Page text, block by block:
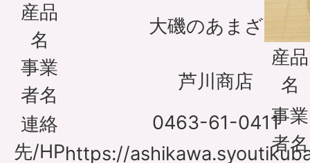
産品
名
大磯のあまざけ
事業
者名
芦川商店
連絡
先/HP
0463-61-0411
https://
産品
名
事業
者名